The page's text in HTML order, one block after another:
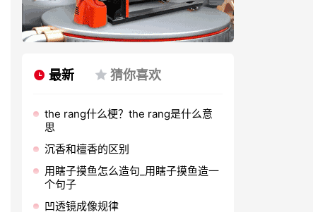
最新 猜你喜欢
the rang什么梗？the rang是什么意
思
沉香和檀香的区别
用瞎子摸鱼怎么造句_用瞎子摸鱼造一
个句子
凹透镜成像规律